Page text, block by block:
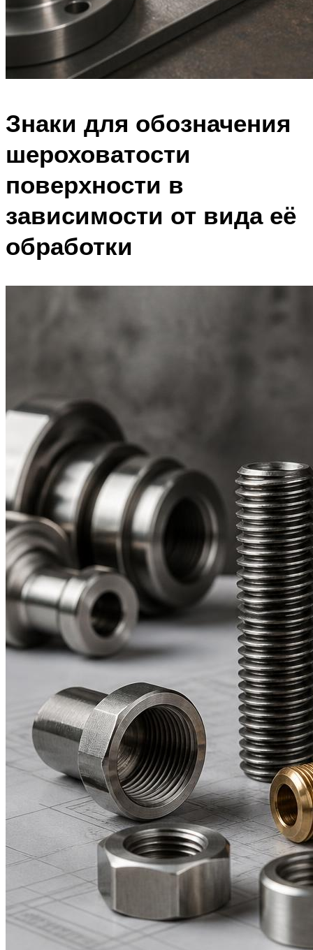
Знаки для обозначения
шероховатости
поверхности в
зависимости от вида её
обработки